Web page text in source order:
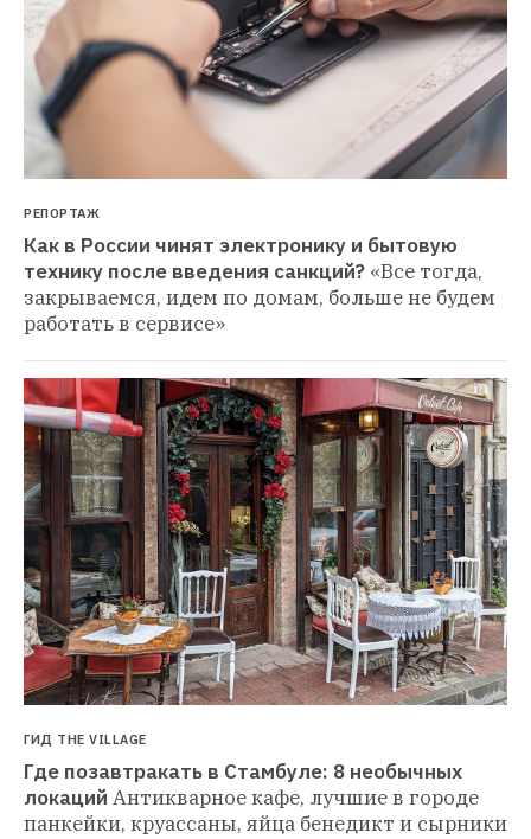
РЕПОРТАЖ
Как в России чинят электронику и бытовую
технику после введения санкций? «Все тогда,
закрываемся, идем по домам, больше не будем
работать в сервисе»
ГИД THE VILLAGE
Где позавтракать в Стамбуле: 8 необычных
локаций Антикварное кафе, лучшие в городе
панкейки, круассаны, яйца бенедикт и сырники